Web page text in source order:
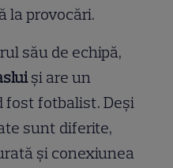
la provocări.
său de echipă,
și are un
fost fotbalist. Deși
sunt diferite,
și conexiunea